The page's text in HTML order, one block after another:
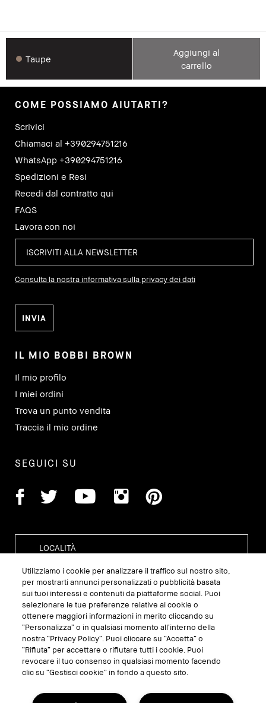
Taupe
Aggiungi al
carrello
COME POSSIAMO AIUTARTI?
Scrivici
Chiamaci al +390294751216
WhatsApp +390294751216
Spedizioni e Resi
Recedi dal contratto qui
FAQS
Lavora con noi
Consulta la nostra informativa sulla privacy dei dati
IL MIO BOBBI BROWN
Il mio profilo
I miei ordini
Trova un punto vendita
Traccia il mio ordine
SEGUICI SU
GESTISCI I COOKIE DEL SITO
TERMINI E CONDIZIONI
INFORMATIVA SULLA PRIVACY
REGOLAMENTO PROMO
Utilizziamo i cookie per analizzare il traffico sul nostro sito,
per mostrarti annunci personalizzati o pubblicità basata
sui tuoi interessi e contenuti da piattaforme social. Puoi
selezionare le tue preferenze relative ai cookie o
ottenere maggiori informazioni in merito cliccando su
“Personalizza” o in qualsiasi momento all’interno della
nostra “Privacy Policy”. Puoi cliccare su “Accetta” o
“Rifiuta” per accettare o rifiutare tutti i cookie. Puoi
revocare il tuo consenso in qualsiasi momento facendo
clic su “Gestisci cookie” in fondo a questo sito.